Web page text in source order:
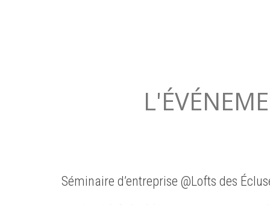
|
Séminaire d’entreprise @Lofts des